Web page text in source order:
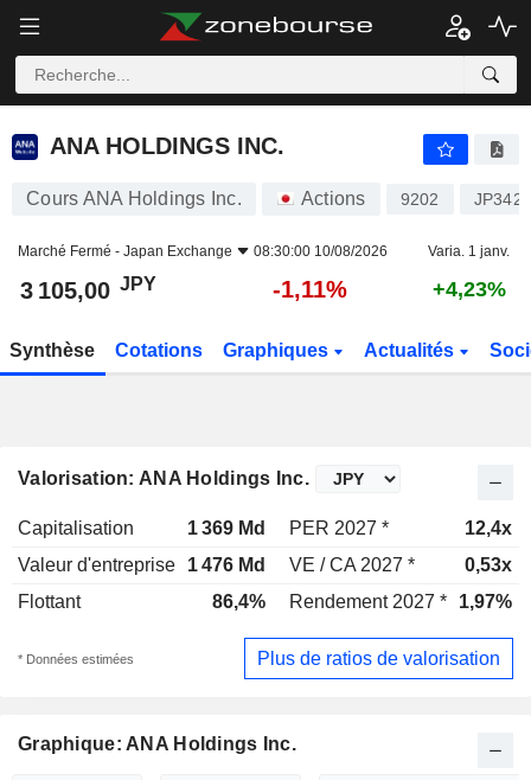
ANA HOLDINGS INC.
ANA HOLDINGS INC.
Cours ANA Holdings Inc. Actions 9202
Marché Fermé - Japan Exchange 08:30:00 10/08/2026 Varia. 1 janv.
3 105,00 JPY -1,11% +4,23%
Synthèse Cotations Graphiques Actualités
Valorisation: ANA Holdings Inc.
Capitalisation 1 369 Md PER 2027 *
12,4x
Valeur d'entreprise
1 476 Md VE / CA 2027 *
0,53x
Flottant
86,4% Rendement 2027 * 1,97%
* Données estimées Plus de ratios de valorisation
Graphique: ANA Holdings Inc.